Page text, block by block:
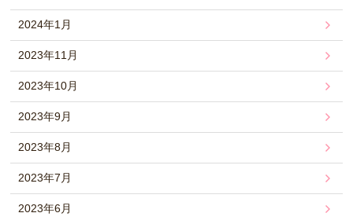
2024年1月
2023年11月
2023年10月
2023年9月
2023年8月
2023年7月
2023年6月